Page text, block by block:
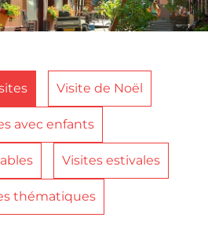
Visite de Noël
avec enfants
Visites estivales
thématiques